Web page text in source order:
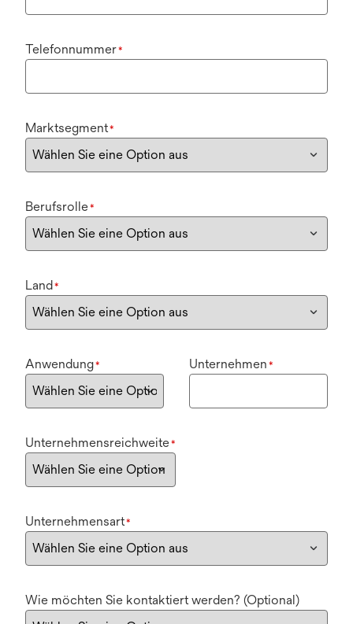
Telefonnummer*
Marktsegment*
Berufsrolle*
Land*
Anwendung* Unternehmen *
Unternehmensreichweite*
Unternehmensart*
Wie möchten Sie kontaktiert werden? (Optional)